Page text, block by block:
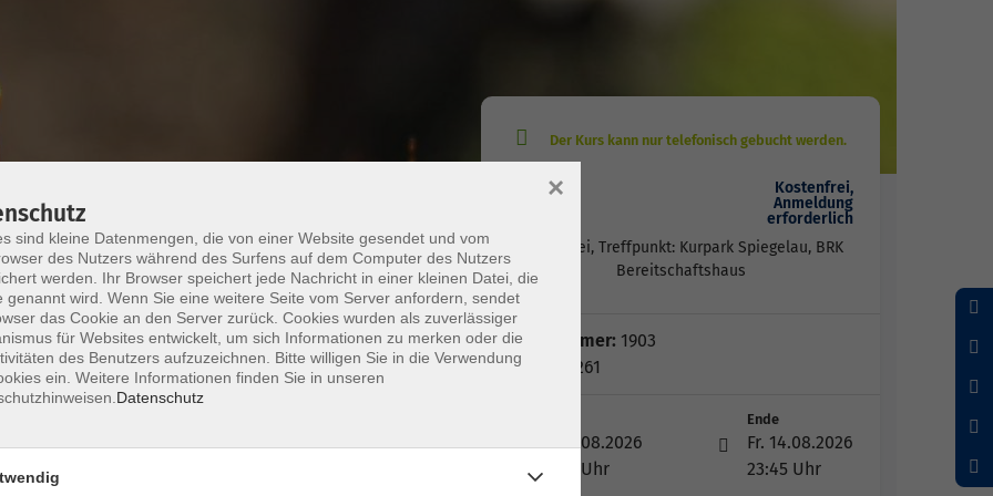
der Perseiden
Umlaufbahn der Rückstände des Kometen
als Sternschnuppen am Himmel
Experten dieses Naturschauspiel und
Kostenfrei,
Anmeldung
erforderlich
kostenfrei, Treffpunkt: Kurpark Spiegelau, BRK
Bereitschaftshaus
Kursnummer: 1903
Periode 261
Fr. 14.08.2026
21:30 Uhr
Ende
Fr. 14.08.2026
23:45 Uhr
sind kleine Datenmengen, die von einer Website gesendet und vom
des Nutzers während des Surfens auf dem Computer des Nutzers
werden. Ihr Browser speichert jede Nachricht in einer kleinen Datei, die
genannt wird. Wenn Sie eine weitere Seite vom Server anfordern, sendet
das Cookie an den Server zurück. Cookies wurden als zuverlässiger
für Websites entwickelt, um sich Informationen zu merken oder die
des Benutzers aufzuzeichnen. Bitte willigen Sie in die Verwendung
ein. Weitere Informationen finden Sie in unseren
Datenschutz
×